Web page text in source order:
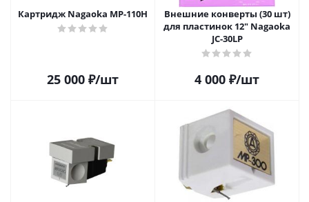
Картридж Nagaoka MP-110H
25 000 ₽/шт
Внешние конверты (30 шт)
для пластинок 12" Nagaoka
JC-30LP
4 000 ₽/шт